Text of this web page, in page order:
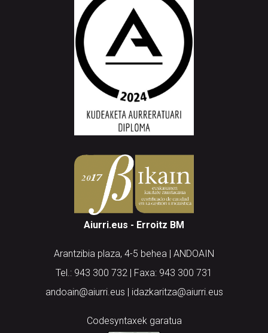
Aiurri.eus - Erroitz BM
Arantzibia plaza, 4-5 behea | ANDOAIN
Tel.: 943 300 732 | Faxa: 943 300 731
andoain@aiurri.eus | idazkaritza@aiurri.eus
Codesyntaxek garatua